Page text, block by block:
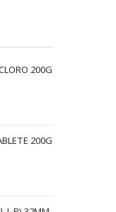
200G
200G